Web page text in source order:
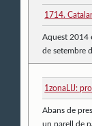
1714.
Aquest 2014
de setembre
1zonaLIJ:
Abans de
un parell de